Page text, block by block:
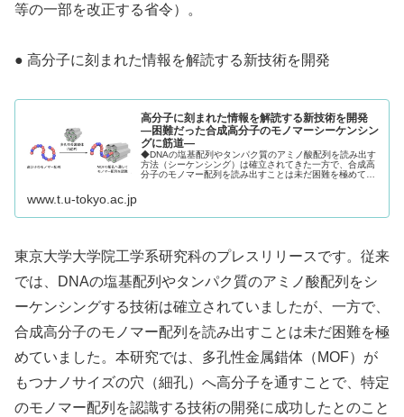
等の一部を改正する省令）。
● 高分子に刻まれた情報を解読する新技術を開発
高分子に刻まれた情報を解読する新技術を開発
―困難だった合成高分子のモノマーシーケンシン
グに筋道―
◆DNAの塩基配列やタンパク質のアミノ酸配列を読み出す
方法（シーケンシング）は確立されてきた一方で、合成高
分子のモノマー配列を読み出すことは未だ困難を極めてい
www.t.u-tokyo.ac.jp
東京大学大学院工学系研究科のプレスリリースです。従来
では、DNAの塩基配列やタンパク質のアミノ酸配列をシ
ーケンシングする技術は確立されていましたが、一方で、
合成高分子のモノマー配列を読み出すことは未だ困難を極
めていました。本研究では、多孔性金属錯体（MOF）が
もつナノサイズの穴（細孔）へ高分子を通すことで、特定
のモノマー配列を認識する技術の開発に成功したとのこと